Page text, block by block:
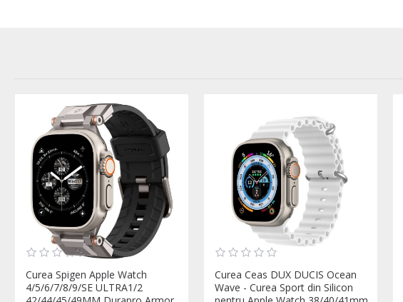
Curea Spigen Apple Watch
4/5/6/7/8/9/SE ULTRA1/2
Curea Ceas DUX DUCIS Ocean
Wave - Curea Sport din Silicon